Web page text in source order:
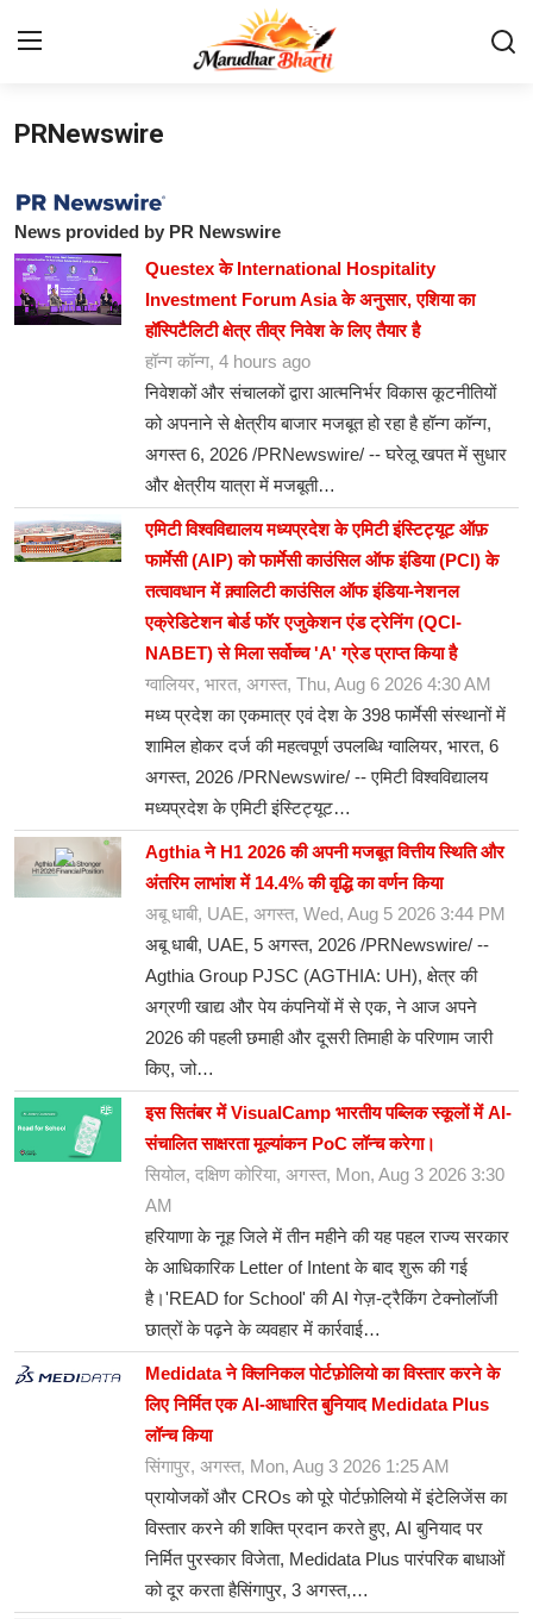
Login
Home
Contact
About
Entertainment
PRNewswire
News provided by PR Newswire
Questex के International Hospitality
Investment Forum Asia के अनुसार, एशिया का
हॉस्पिटैलिटी क्षेत्र तीव्र निवेश के लिए तैयार है
हॉन्ग कॉन्ग, 4 hours ago
निवेशकों और संचालकों द्वारा आत्मनिर्भर विकास कूटनीतियों
को अपनाने से क्षेत्रीय बाजार मजबूत हो रहा है हॉन्ग कॉन्ग,
अगस्त 6, 2026 /PRNewswire/ -- घरेलू खपत में सुधार
और क्षेत्रीय यात्रा में मजबूती…
एमिटी विश्वविद्यालय मध्यप्रदेश के एमिटी इंस्टिट्यूट ऑफ़
फार्मेसी (AIP) को फार्मेसी काउंसिल ऑफ इंडिया (PCI) के
तत्वावधान में क़्वालिटी काउंसिल ऑफ इंडिया-नेशनल
एक्रेडिटेशन बोर्ड फॉर एजुकेशन एंड ट्रेनिंग (QCI-
NABET) से मिला सर्वोच्च 'A' ग्रेड प्राप्त किया है
ग्वालियर, भारत, अगस्त, Thu, Aug 6 2026 4:30 AM
मध्य प्रदेश का एकमात्र एवं देश के 398 फार्मेसी संस्थानों में
शामिल होकर दर्ज की महत्वपूर्ण उपलब्धि ग्वालियर, भारत, 6
अगस्त, 2026 /PRNewswire/ -- एमिटी विश्वविद्यालय
मध्यप्रदेश के एमिटी इंस्टिट्यूट…
Agthia ने H1 2026 की अपनी मजबूत वित्तीय स्थिति और
अंतरिम लाभांश में 14.4% की वृद्धि का वर्णन किया
अबू धाबी, UAE, अगस्त, Wed, Aug 5 2026 3:44 PM
अबू धाबी, UAE, 5 अगस्त, 2026 /PRNewswire/ --
Agthia Group PJSC (AGTHIA: UH), क्षेत्र की
अग्रणी खाद्य और पेय कंपनियों में से एक, ने आज अपने
2026 की पहली छमाही और दूसरी तिमाही के परिणाम जारी
किए, जो…
इस सितंबर में VisualCamp भारतीय पब्लिक स्कूलों में AI-
संचालित साक्षरता मूल्यांकन PoC लॉन्च करेगा।
सियोल, दक्षिण कोरिया, अगस्त, Mon, Aug 3 2026 3:30
AM
हरियाणा के नूह जिले में तीन महीने की यह पहल राज्य सरकार
के आधिकारिक Letter of Intent के बाद शुरू की गई
है।'READ for School' की AI गेज़-ट्रैकिंग टेक्नोलॉजी
छात्रों के पढ़ने के व्यवहार में कार्रवाई…
Medidata ने क्लिनिकल पोर्टफ़ोलियो का विस्तार करने के
लिए निर्मित एक AI-आधारित बुनियाद Medidata Plus
लॉन्च किया
सिंगापुर, अगस्त, Mon, Aug 3 2026 1:25 AM
प्रायोजकों और CROs को पूरे पोर्टफ़ोलियो में इंटेलिजेंस का
विस्तार करने की शक्ति प्रदान करते हुए, AI बुनियाद पर
निर्मित पुरस्कार विजेता, Medidata Plus पारंपरिक बाधाओं
को दूर करता हैसिंगापुर, 3 अगस्त,…